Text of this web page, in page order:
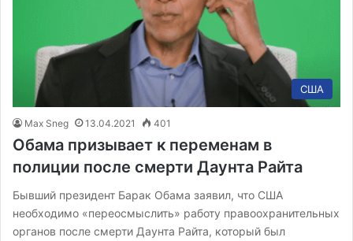
США
Max Sneg 13.04.2021 401
Обама призывает к переменам в
полиции после смерти Даунта Райта
Бывший президент Барак Обама заявил, что США
необходимо «переосмыслить» работу правоохранительных
органов после смерти Даунта Райта, который был